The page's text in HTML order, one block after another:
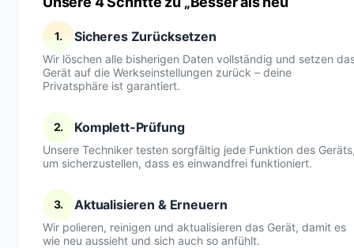
1. Sicheres Zurücksetzen
Wir löschen alle bisherigen Daten vollständig und setzen
Gerät auf die Werkseinstellungen zurück – deine
Privatsphäre ist garantiert.
2. Komplett-Prüfung
Unsere Techniker testen sorgfältig jede Funktion des
um sicherzustellen, dass es einwandfrei funktioniert.
3. Aktualisieren & Erneuern
Wir polieren, reinigen und aktualisieren das Gerät, damit es
wie neu aussieht und sich auch so anfühlt.